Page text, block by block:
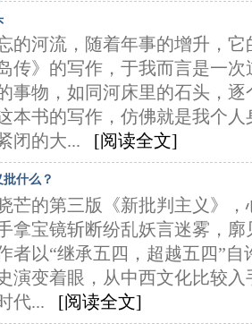
的河流，随着年事的增升，
传》的写作，于我而言是一
事物，如同河床里的石头，
本书的写作，仿佛就是我个
闭的大... [阅读全文]
什么？
芒的第三版《新批判主义》
拿宝镜斩断纷乱妖言迷雾，
者以“继承五四，超越五四”
演变着眼，从中西文化比较
代... [阅读全文]